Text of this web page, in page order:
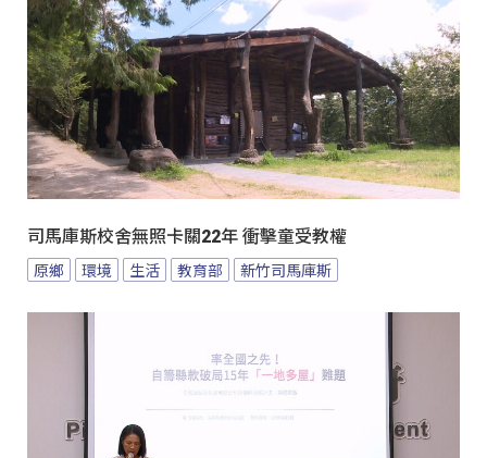
司馬庫斯校舍無照卡關22年 衝擊童受教權
原鄉 環境 生活 教育部 新竹司馬庫斯